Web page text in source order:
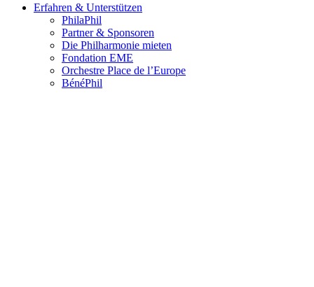
Erfahren & Unterstützen
PhilaPhil
Partner & Sponsoren
Die Philharmonie mieten
Fondation EME
Orchestre Place de l’Europe
BénéPhil